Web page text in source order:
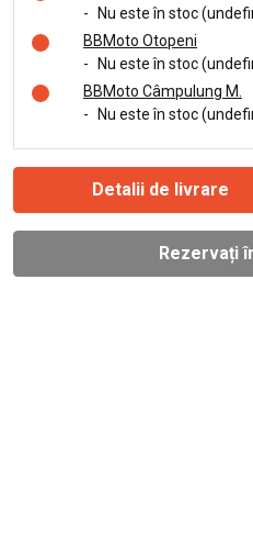
-
Nu este în stoc
BBMoto Otopeni
-
Nu este în stoc
BBMoto Câmpulung M.
-
Nu este în stoc
Detalii de livrare
Rezervați